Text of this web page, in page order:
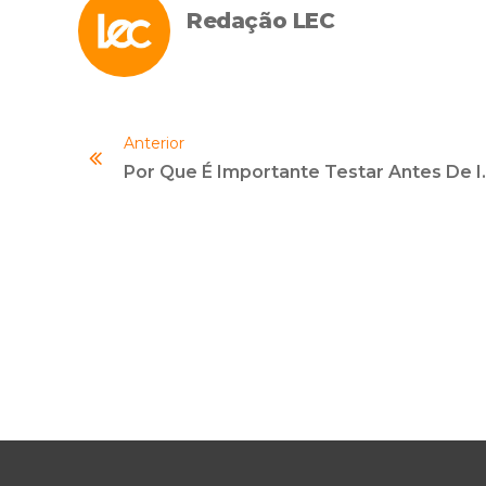
Redação LEC
Anterior
Por Que É